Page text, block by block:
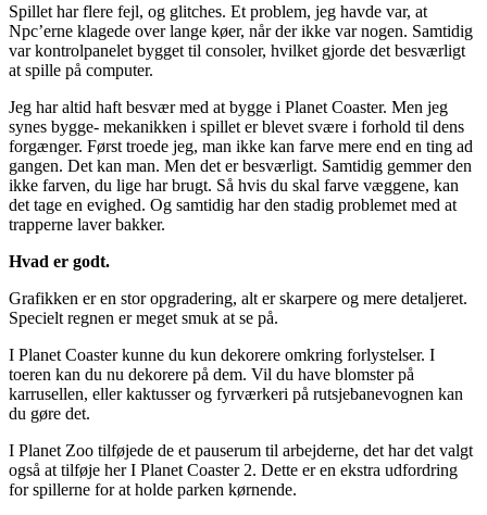
Spillet har flere fejl, og glitches. Et problem, jeg havde var, at
Npc’erne klagede over lange køer, når der ikke var nogen. Samtidig
var kontrolpanelet bygget til consoler, hvilket gjorde det besværligt
at spille på computer.
Jeg har altid haft besvær med at bygge i Planet Coaster. Men jeg
synes bygge- mekanikken i spillet er blevet svære i forhold til dens
forgænger. Først troede jeg, man ikke kan farve mere end en ting ad
gangen. Det kan man. Men det er besværligt. Samtidig gemmer den
ikke farven, du lige har brugt. Så hvis du skal farve væggene, kan
det tage en evighed. Og samtidig har den stadig problemet med at
trapperne laver bakker.
Hvad er godt.
Grafikken er en stor opgradering, alt er skarpere og mere detaljeret.
Specielt regnen er meget smuk at se på.
I Planet Coaster kunne du kun dekorere omkring forlystelser. I
toeren kan du nu dekorere på dem. Vil du have blomster på
karrusellen, eller kaktusser og fyrværkeri på rutsjebanevognen kan
du gøre det.
I Planet Zoo tilføjede de et pauserum til arbejderne, det har det valgt
også at tilføje her I Planet Coaster 2. Dette er en ekstra udfordring
for spillerne for at holde parken kørnende.